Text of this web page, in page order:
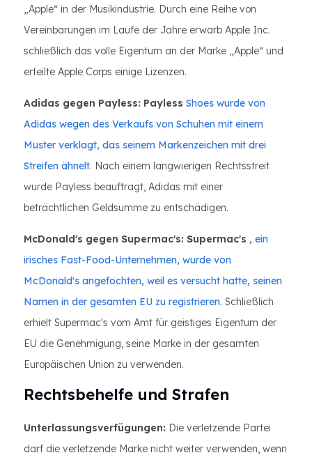
„Apple“ in der Musikindustrie. Durch eine Reihe von
Vereinbarungen im Laufe der Jahre erwarb Apple Inc.
schließlich das volle Eigentum an der Marke „Apple“ und
erteilte Apple Corps einige Lizenzen.
Adidas gegen Payless: Payless Shoes wurde von
Adidas wegen des Verkaufs von Schuhen mit einem
Muster verklagt, das seinem Markenzeichen mit drei
Streifen ähnelt. Nach einem langwierigen Rechtsstreit
wurde Payless beauftragt, Adidas mit einer
beträchtlichen Geldsumme zu entschädigen.
McDonald's gegen Supermac's: Supermac's , ein
irisches Fast-Food-Unternehmen, wurde von
McDonald's angefochten, weil es versucht hatte, seinen
Namen in der gesamten EU zu registrieren. Schließlich
erhielt Supermac's vom Amt für geistiges Eigentum der
EU die Genehmigung, seine Marke in der gesamten
Europäischen Union zu verwenden.
Rechtsbehelfe und Strafen
Unterlassungsverfügungen: Die verletzende Partei
darf die verletzende Marke nicht weiter verwenden, wenn